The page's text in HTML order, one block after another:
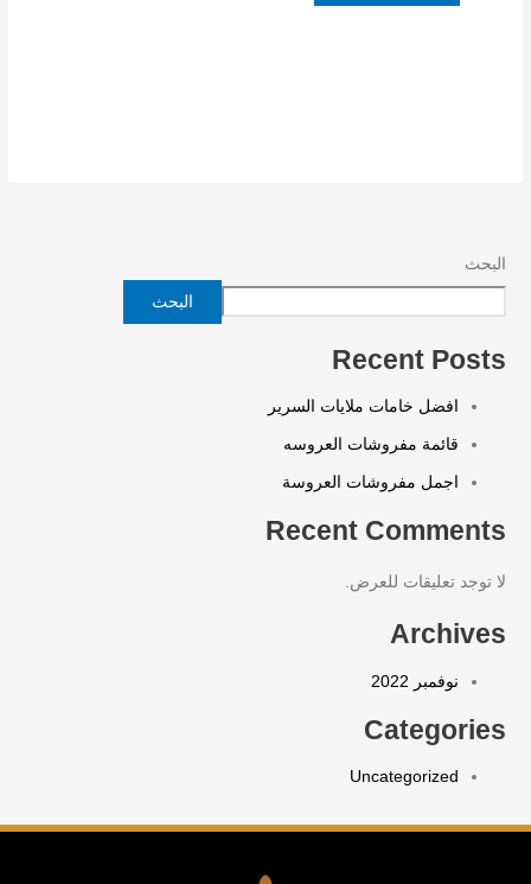
البحث
البحث
Recent Posts
افضل خامات ملايات السرير
قائمة مفروشات العروسه
اجمل مفروشات العروسة
Recent Comments
لا توجد تعليقات للعرض.
Archives
نوفمبر 2022
Categories
Uncategorized